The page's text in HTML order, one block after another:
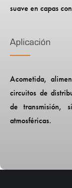
suave en capas
Aplicación
Acometida,
circuitos de
de transmisión,
atmosféricas.